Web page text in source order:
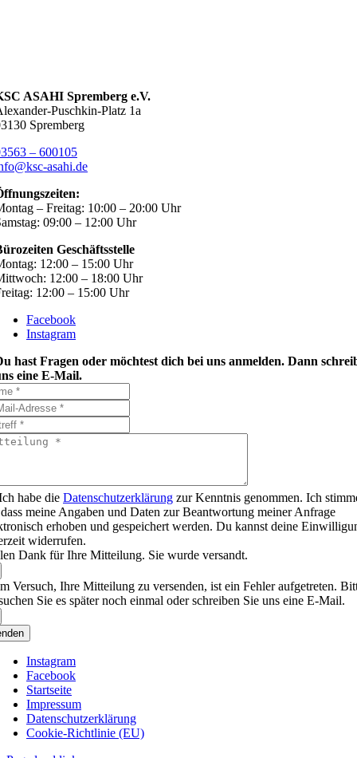
ASAHI Spremberg e.V.
Puschkin-Platz 1a
Spremberg
– 600105
asahi.de
– Freitag: 10:00 – 20:00 Uhr
09:00 – 12:00 Uhr
Geschäftsstelle
12:00 – 15:00 Uhr
12:00 – 18:00 Uhr
12:00 – 15:00 Uhr
Facebook
Instagram
hast Fragen oder möchtest dich bei uns anmelden. Dann
eine E-Mail.
habe die Datenschutzerklärung zur Kenntnis genommen. Ich
meine Angaben und Daten zur Beantwortung meiner Anfrage
erhoben und gespeichert werden. Du kannst deine
widerrufen.
Dank für Ihre Mitteilung. Sie wurde versandt.
Versuch, Ihre Mitteilung zu versenden, ist ein Fehler aufgetreten.
Sie es später noch einmal oder schreiben Sie uns eine E-Mail.
Instagram
Facebook
Startseite
Impressum
Datenschutzerklärung
Cookie-Richtlinie (EU)